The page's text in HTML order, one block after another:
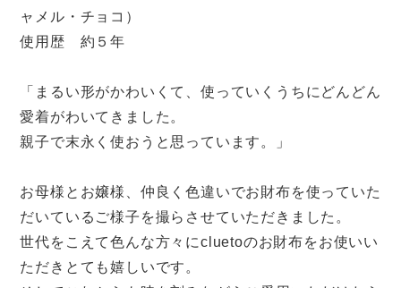
ャメル・チョコ）
使用歴 約５年
「まるい形がかわいくて、使っていくうちにどんどん
愛着がわいてきました。
親子で末永く使おうと思っています。」
お母様とお嬢様、仲良く色違いでお財布を使っていた
だいているご様子を撮らさせていただきました。
世代をこえて色んな方々にcluetoのお財布をお使いい
ただきとても嬉しいです。